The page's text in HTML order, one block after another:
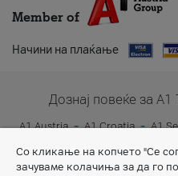
Member of
Начини на плаќање
Дознај повеќе за
A1 Austria A1 Croatia A1
A1 Slovenia
Со кликање на копчето "Се
зачуваме колачиња за да го